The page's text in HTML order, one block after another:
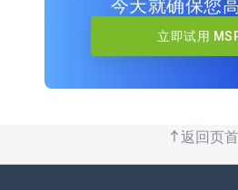
今天就确保您
立即试用
返回页首